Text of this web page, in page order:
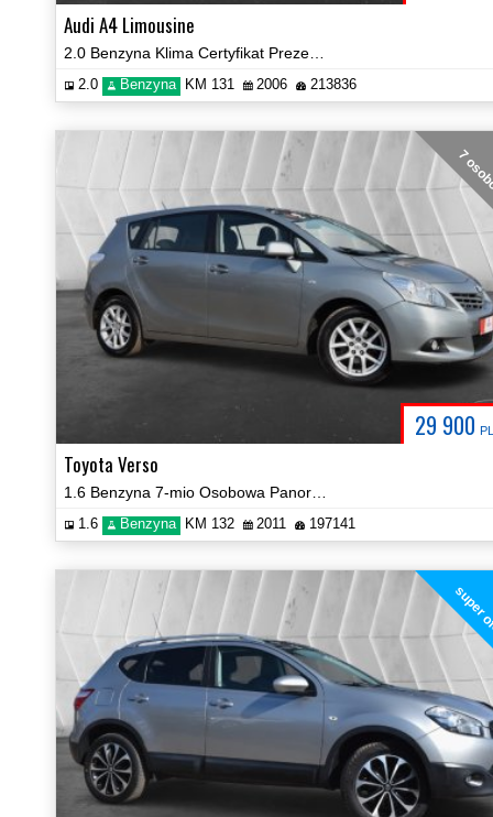
Audi A4 Limousine
2.0 Benzyna KM 131 2006 213836
29 900
7
Toyota Verso
1.6 Benzyna KM 132 2011 197141